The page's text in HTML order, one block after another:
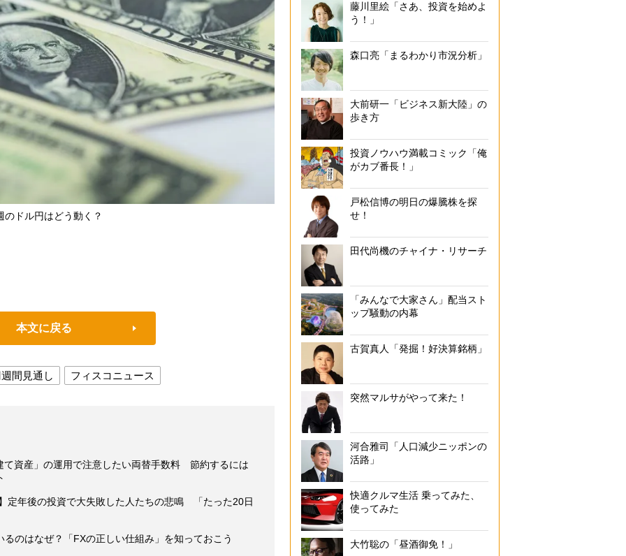
のドル円はどう動く？
本文に戻る
間見通し フィスコニュース
て資産」の運用で注意したい両替手数料 節約するには
定年後の投資で大失敗した人たちの悲鳴 「たった20日
のはなぜ？「FXの正しい仕組み」を知っておこう
藤川里絵「さあ、投資を始めよ
う！」
森口亮「まるわかり市況分析」
大前研一「ビジネス新大陸」の
歩き方
投資ノウハウ満載コミック「俺
がカブ番長！」
戸松信博の明日の爆騰株を探
せ！
田代尚機のチャイナ・リサーチ
「みんなで大家さん」配当スト
ップ騒動の内幕
古賀真人「発掘！好決算銘柄」
突然マルサがやって来た！
河合雅司「人口減少ニッポンの
活路」
快適クルマ生活 乗ってみた、
使ってみた
大竹聡の「昼酒御免！」